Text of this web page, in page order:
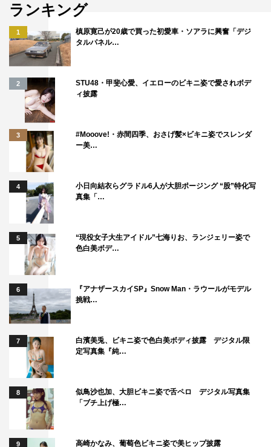
ランキング
1
槙原寛己が20歳で買った初愛車・ソアラに興奮「デジ
タルパネル…
2
STU48・甲斐心愛、イエローのビキニ姿で愛されボデ
ィ披露
3
#Mooove!・赤間四季、おさげ髪×ビキニ姿でスレンダ
ー美…
4
小日向結衣らグラドル6人が大胆ポージング “股”特化写
真集「…
5
“現役女子大生アイドル”七海りお、ランジェリー姿で
色白美ボデ…
6
『アナザースカイSP』Snow Man・ラウールがモデル
挑戦…
7
白濱美兎、ビキニ姿で色白美ボディ披露 デジタル限
定写真集『純…
8
似鳥沙也加、大胆ビキニ姿で舌ペロ デジタル写真集
「ブチ上げ極…
9 高崎かなみ、葡萄色ビキニ姿で美ヒップ披露